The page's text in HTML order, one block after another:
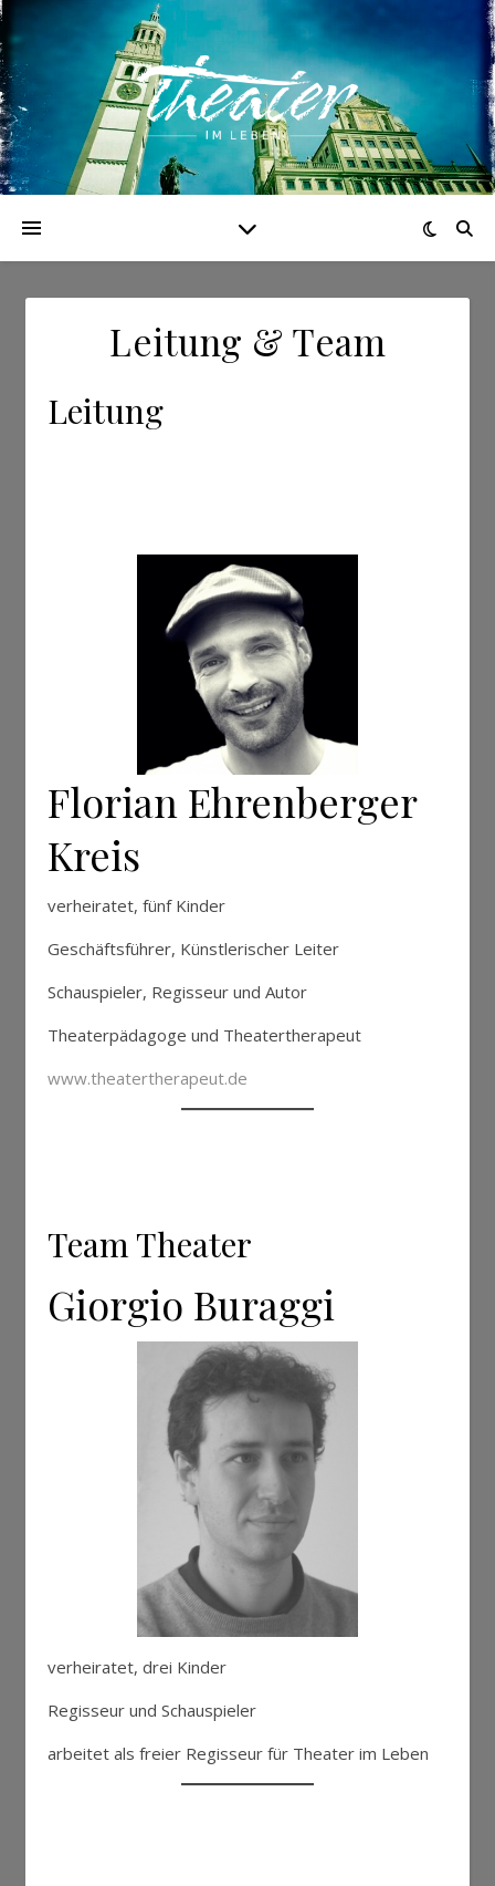
Leitung & Team
Leitung
Florian Ehrenberger
Kreis
verheiratet, fünf Kinder
Geschäftsführer, Künstlerischer Leiter
Schauspieler, Regisseur und Autor
Theaterpädagoge und Theatertherapeut
www.theatertherapeut.de
Team Theater
Giorgio Buraggi
verheiratet, drei Kinder
Regisseur und Schauspieler
arbeitet als freier Regisseur für Theater im Leben